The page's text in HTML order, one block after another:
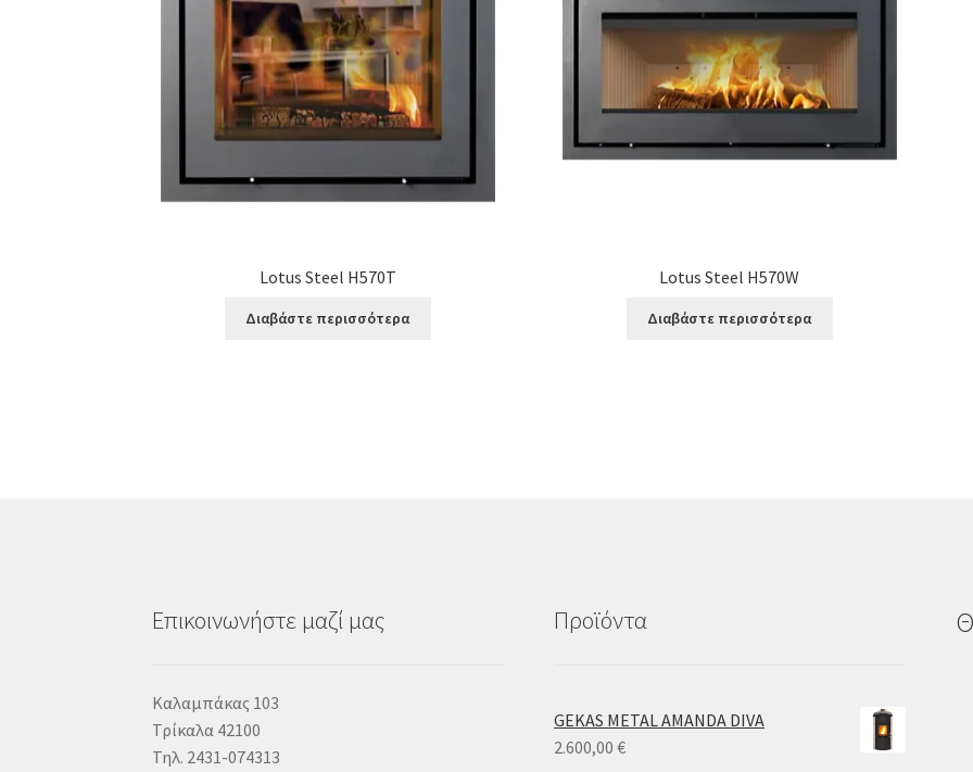
Lotus Steel H570T
Διαβάστε περισσότερα
Lotus Steel H570W
Διαβάστε περισσότερα
Επικοινωνήστε μαζί μας
Καλαμπάκας 103
Τρίκαλα 42100
Τηλ. 2431-074313
Προϊόντα
GEKAS METAL AMANDA DIVA
2.600,00€